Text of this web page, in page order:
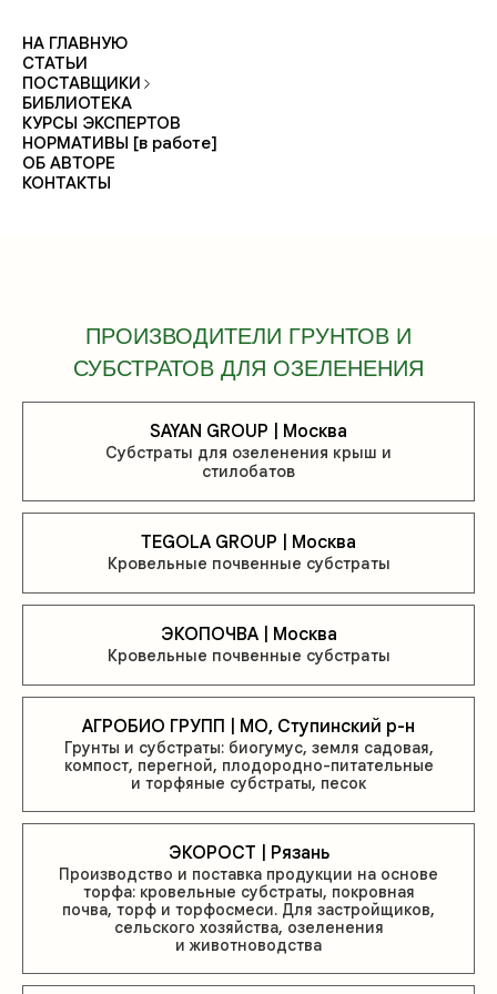
НА ГЛАВНУЮ
СТАТЬИ
ПОСТАВЩИКИ
БИБЛИОТЕКА
КУРСЫ ЭКСПЕРТОВ
НОРМАТИВЫ [в работе]
ОБ АВТОРЕ
КОНТАКТЫ
ПРОИЗВОДИТЕЛИ ГРУНТОВ И
СУБСТРАТОВ ДЛЯ ОЗЕЛЕНЕНИЯ
SAYAN GROUP | Москва
Субстраты для озеленения крыш и
стилобатов
TEGOLA GROUP | Москва
Кровельные почвенные субстраты
ЭКОПОЧВА | Москва
Кровельные почвенные субстраты
АГРОБИО ГРУПП | МО, Ступинский р-н
Грунты и субстраты: биогумус, земля садовая,
компост, перегной, плодородно-питательные
и торфяные субстраты, песок
ЭКОРОСТ | Рязань
Производство и поставка продукции на основе
торфа: кровельные субстраты, покровная
почва, торф и торфосмеси. Для застройщиков,
сельского хозяйства, озеленения
и животноводства